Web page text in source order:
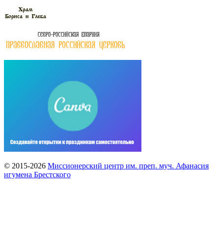
© 2015-2026 Миссионерский центр им. преп. муч. Афанасия
игумена Брестского